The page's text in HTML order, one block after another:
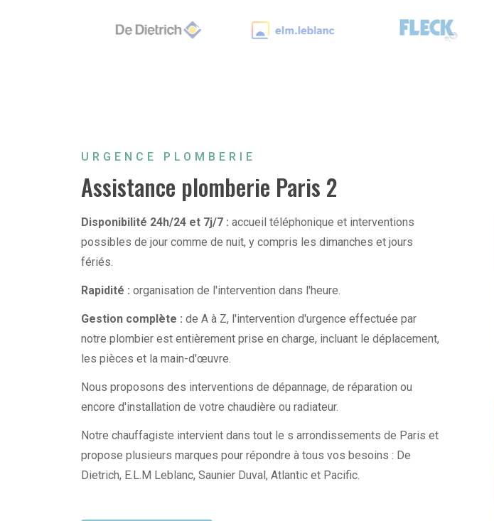
URGENCE PLOMBERIE
Assistance plomberie Paris 2
Disponibilité 24h/24 et 7j/7 : accueil téléphonique et interventions
possibles de jour comme de nuit, y compris les dimanches et jours
fériés.
Rapidité : organisation de l'intervention dans l'heure.
Gestion complète : de A à Z, l'intervention d'urgence effectuée par
notre plombier est entièrement prise en charge, incluant le déplacement,
les pièces et la main-d'œuvre.
Nous proposons des interventions de dépannage, de réparation ou
encore d'installation de votre chaudière ou radiateur.
Notre chauffagiste intervient dans tout le s arrondissements de Paris et
propose plusieurs marques pour répondre à tous vos besoins : De
Dietrich, E.L.M Leblanc, Saunier Duval, Atlantic et Pacific.